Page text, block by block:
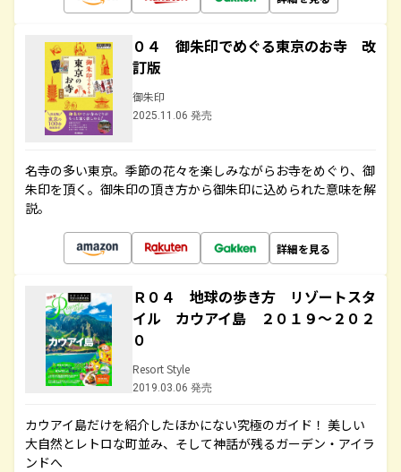
０４ 御朱印でめぐる東京のお寺 改
訂版
御朱印
2025.11.06 発売
名寺の多い東京。季節の花々を楽しみながらお寺をめぐり、御
朱印を頂く。御朱印の頂き方から御朱印に込められた意味を解
説。
詳細を見る
Ｒ０４ 地球の歩き方 リゾートスタ
イル カウアイ島 ２０１９～２０２
０
Resort Style
2019.03.06 発売
カウアイ島だけを紹介したほかにない究極のガイド！ 美しい
大自然とレトロな町並み、そして神話が残るガーデン・アイラ
ンドへ